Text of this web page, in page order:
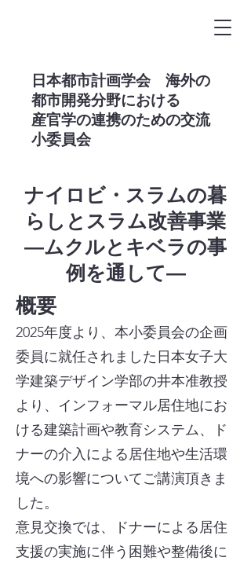
​日本都市計画学会 海外の
都市開発分野における
産官学の連携のための交流
小委員会
ナイロビ・スラムの暮
らしとスラム改善事業
―ムクルとキベラの事
例を通して―
概要
​2025年度より、本小委員会の企画
委員に就任されました 日本女子大
学建築デザイン学部の井本准教授
より、インフォーマル居住地にお
ける建築計画や教育システム、ド
ナーの介入による居住地や生活環
境への影響についてご講演頂きま
した。
​意見交換では、ドナーによる居住
支援の実施に伴う困難や整備後に